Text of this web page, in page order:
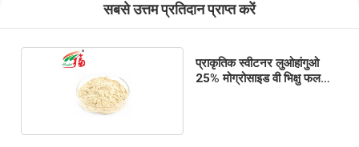
सबसे उत्तम प्रतिदान प्राप्त करें
प्राकृतिक स्वीटनर लुओहांगुओ
25% मोग्रोसाइड वी भिक्षु फल